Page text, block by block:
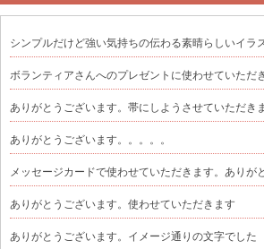
シンプルだけど強い気持ちの伝わる素晴らしいイラ
ボランティアさんへのプレゼントに使わせていただ
ありがとうございます。帯にしようさせていただき
ありがとうございます。。。。。
メッセージカードで使わせていただきます。ありが
ありがとうございます。使わせていただきます
ありがとうございます。イメージ通りの文字でした